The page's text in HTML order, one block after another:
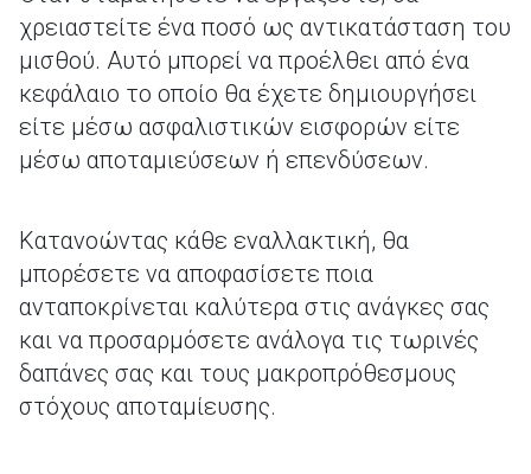
χρειαστείτε ένα ποσό ως αντικατάσταση του
μισθού. Αυτό μπορεί να προέλθει από ένα
κεφάλαιο το οποίο θα έχετε δημιουργήσει
είτε μέσω ασφαλιστικών εισφορών είτε
μέσω αποταμιεύσεων ή επενδύσεων.
Κατανοώντας κάθε εναλλακτική, θα
μπορέσετε να αποφασίσετε ποια
ανταποκρίνεται καλύτερα στις ανάγκες σας
και να προσαρμόσετε ανάλογα τις τωρινές
δαπάνες σας και τους μακροπρόθεσμους
στόχους αποταμίευσης.